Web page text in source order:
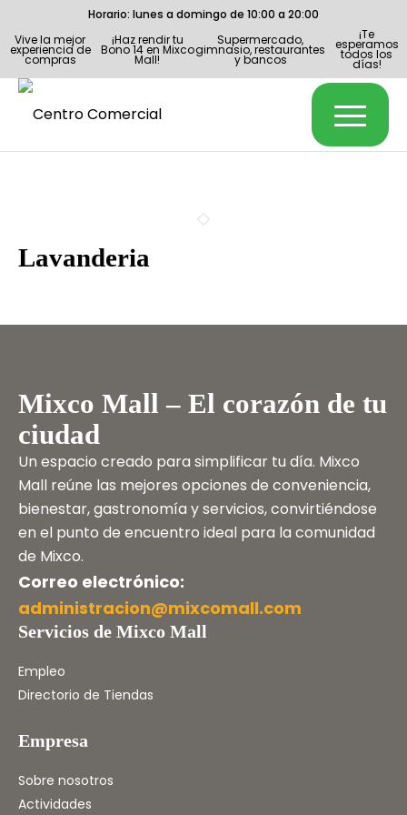
Vive la mejor
experiencia de
compras
¡Haz rendir tu
Bono 14 en Mixco
Mall!
Supermercado,
gimnasio, restaurantes
y bancos
¡Te
esperamos
todos los
días!
Horario: lunes a domingo de 10:00 a 20:00
Lavanderia
Mixco Mall – El corazón de tu
ciudad
Un espacio creado para simplificar tu día. Mixco
Mall reúne las mejores opciones de conveniencia,
bienestar, gastronomía y servicios, convirtiéndose
en el punto de encuentro ideal para la comunidad
de Mixco.
Correo electrónico:
administracion@mixcomall.com
Servicios de Mixco Mall
Empleo
Directorio de Tiendas
Empresa
Sobre nosotros
Actividades